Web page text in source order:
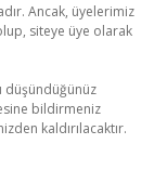
Ancak, üyelerimiz
siteye üye olarak
düşündüğünüz
bildirmeniz
kaldırılacaktır.